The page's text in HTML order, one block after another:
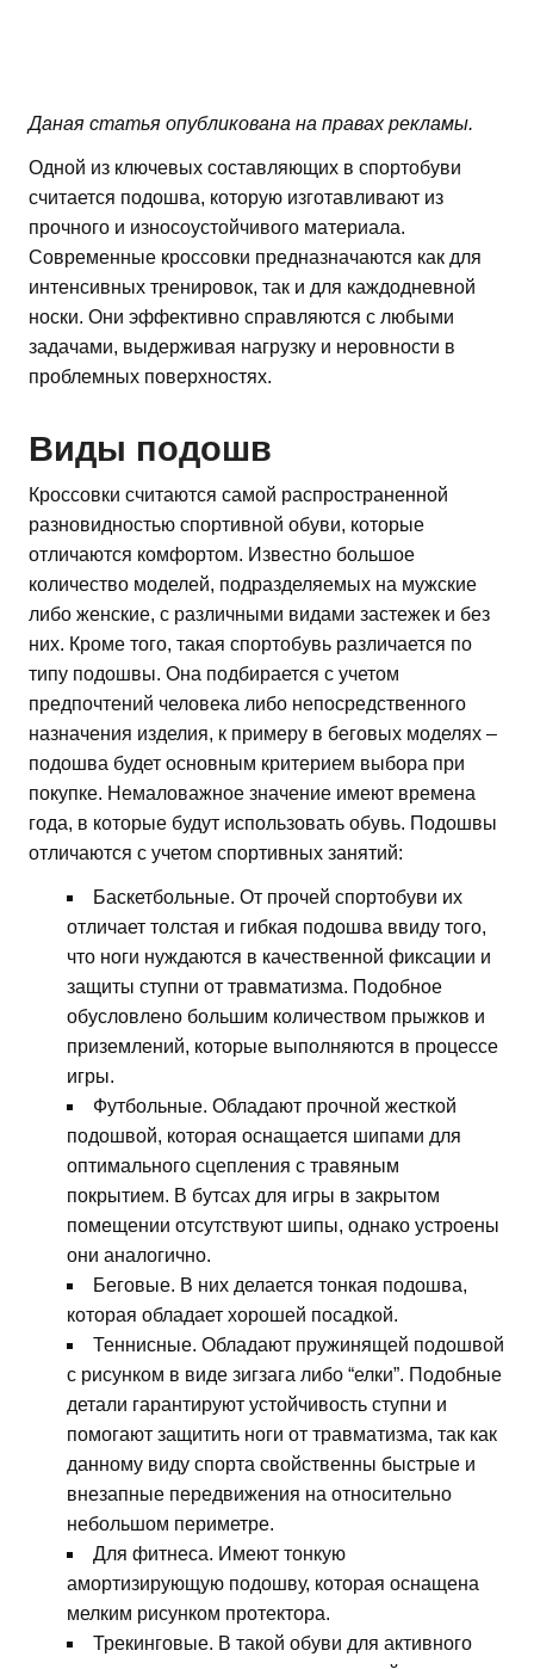
Даная статья опубликована на правах рекламы.
Одной из ключевых составляющих в спортобуви
считается подошва, которую изготавливают из
прочного и износоустойчивого материала.
Современные кроссовки предназначаются как для
интенсивных тренировок, так и для каждодневной
носки. Они эффективно справляются с любыми
задачами, выдерживая нагрузку и неровности в
проблемных поверхностях.
Виды подошв
Кроссовки считаются самой распространенной
разновидностью спортивной обуви, которые
отличаются комфортом. Известно большое
количество моделей, подразделяемых на мужские
либо женские, с различными видами застежек и без
них. Кроме того, такая спортобувь различается по
типу подошвы. Она подбирается с учетом
предпочтений человека либо непосредственного
назначения изделия, к примеру в беговых моделях –
подошва будет основным критерием выбора при
покупке. Немаловажное значение имеют времена
года, в которые будут использовать обувь. Подошвы
отличаются с учетом спортивных занятий:
Баскетбольные. От прочей спортобуви их
отличает толстая и гибкая подошва ввиду того,
что ноги нуждаются в качественной фиксации и
защиты ступни от травматизма. Подобное
обусловлено большим количеством прыжков и
приземлений, которые выполняются в процессе
игры.
Футбольные. Обладают прочной жесткой
подошвой, которая оснащается шипами для
оптимального сцепления с травяным
покрытием. В бутсах для игры в закрытом
помещении отсутствуют шипы, однако устроены
они аналогично.
Беговые. В них делается тонкая подошва,
которая обладает хорошей посадкой.
Теннисные. Обладают пружинящей подошвой
с рисунком в виде зигзага либо “елки”. Подобные
детали гарантируют устойчивость ступни и
помогают защитить ноги от травматизма, так как
данному виду спорта свойственны быстрые и
внезапные передвижения на относительно
небольшом периметре.
Для фитнеса. Имеют тонкую
амортизирующую подошву, которая оснащена
мелким рисунком протектора.
Трекинговые. В такой обуви для активного